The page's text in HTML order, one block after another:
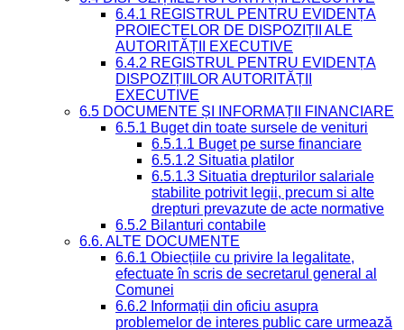
6.4.1 REGISTRUL PENTRU EVIDENȚA
PROIECTELOR DE DISPOZIȚII ALE
AUTORITĂȚII EXECUTIVE
6.4.2 REGISTRUL PENTRU EVIDENȚA
DISPOZIȚIILOR AUTORITĂȚII
EXECUTIVE
6.5 DOCUMENTE ȘI INFORMAȚII FINANCIARE
6.5.1 Buget din toate sursele de venituri
6.5.1.1 Buget pe surse financiare
6.5.1.2 Situatia platilor
6.5.1.3 Situatia drepturilor salariale
stabilite potrivit legii, precum si alte
drepturi prevazute de acte normative
6.5.2 Bilanturi contabile
6.6. ALTE DOCUMENTE
6.6.1 Obiecțiile cu privire la legalitate,
efectuate în scris de secretarul general al
Comunei
6.6.2 Informații din oficiu asupra
problemelor de interes public care urmează